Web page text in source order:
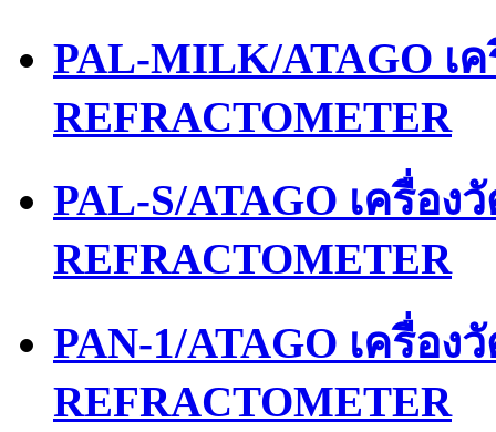
PAL-MILK/ATAGO เ
REFRACTOMETER
PAL-S/ATAGO เครื่อ
REFRACTOMETER
PAN-1/ATAGO เครื่อ
REFRACTOMETER